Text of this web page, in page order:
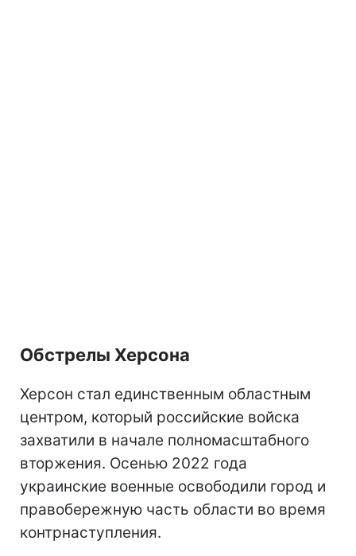
Обстрелы Херсона
Херсон стал единственным областным
центром, который российские войска
захватили в начале полномасштабного
вторжения. Осенью 2022 года
украинские военные освободили город и
правобережную часть области во время
контрнаступления.